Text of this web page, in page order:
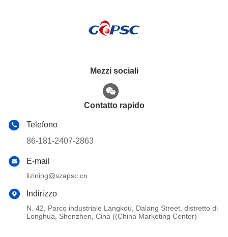
Mezzi sociali
Contatto rapido
Telefono
86-181-2407-2863
E-mail
lizining@szapsc.cn
Indirizzo
N. 42, Parco industriale Langkou, Dalang Street, distretto di
Longhua, Shenzhen, Cina ((China Marketing Center)